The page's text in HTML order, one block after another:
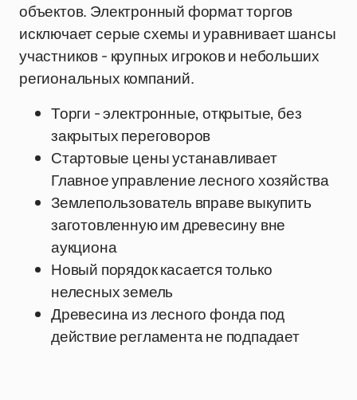
объектов. Электронный формат торгов
исключает серые схемы и уравнивает шансы
участников - крупных игроков и небольших
региональных компаний.
Торги - электронные, открытые, без
закрытых переговоров
Стартовые цены устанавливает
Главное управление лесного хозяйства
Землепользователь вправе выкупить
заготовленную им древесину вне
аукциона
Новый порядок касается только
нелесных земель
Древесина из лесного фонда под
действие регламента не подпадает